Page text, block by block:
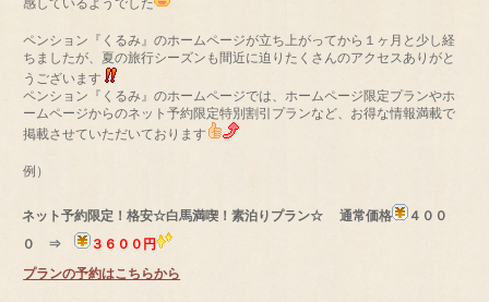
感しているようでした
ペンション『くるみ』のホームページが立ち上がってから１ヶ月と少し経
ちましたが、夏の旅行シーズンも間近に迫りたくさんのアクセスありがと
うございます
ペンション『くるみ』のホームページでは、ホームページ限定プランやホ
ームページからのネット予約限定特別割引プランなど、お得な情報満載で
掲載させていただいております
例）
ネット予約限定！格安☆白馬満喫！素泊りプラン☆ 通常価格
４００
０ ⇒
３６００円
プランの予約はこちらから